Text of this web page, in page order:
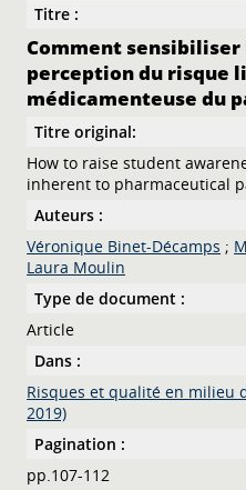
Titre :
Comment
perception du risque
médicamenteuse du
Titre original:
How to raise student
inherent to pharmaceutical
Auteurs :
Véronique Binet-Décamps ;
Laura Moulin
Type de document :
Article
Dans :
Risques et qualité en milieu
2019)
Pagination :
pp.107-112